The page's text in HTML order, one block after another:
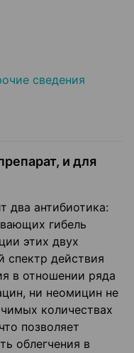
сведения
и для
два антибиотика:
гибель
этих двух
спектр действия
в отношении ряда
ни неомицин не
количествах
позволяет
облегчения в